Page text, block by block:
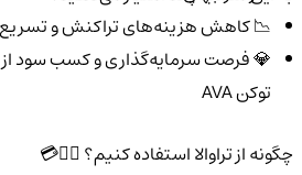
📉 کاهش هزینه‌های تراکنش و تسریع
💎 فرصت سرمایه‌گذاری و کسب سود
توکن AVA
چگونه از تراوالا استفاده کنیم؟ 🤷‍♂️💳